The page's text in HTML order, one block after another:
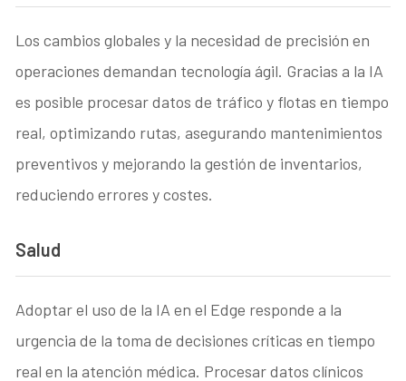
Los cambios globales y la necesidad de precisión en
operaciones demandan tecnología ágil. Gracias a la IA
es posible procesar datos de tráfico y flotas en tiempo
real, optimizando rutas, asegurando mantenimientos
preventivos y mejorando la gestión de inventarios,
reduciendo errores y costes.
Salud
Adoptar el uso de la IA en el Edge responde a la
urgencia de la toma de decisiones críticas en tiempo
real en la atención médica. Procesar datos clínicos